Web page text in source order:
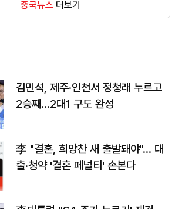
중국뉴스 더보기
김민석, 제주·인천서 정청래 누르고
2승째…2대1 구도 완성
李 "결혼, 희망찬 새 출발돼야"… 대
출·청약 '결혼 페널티' 손본다